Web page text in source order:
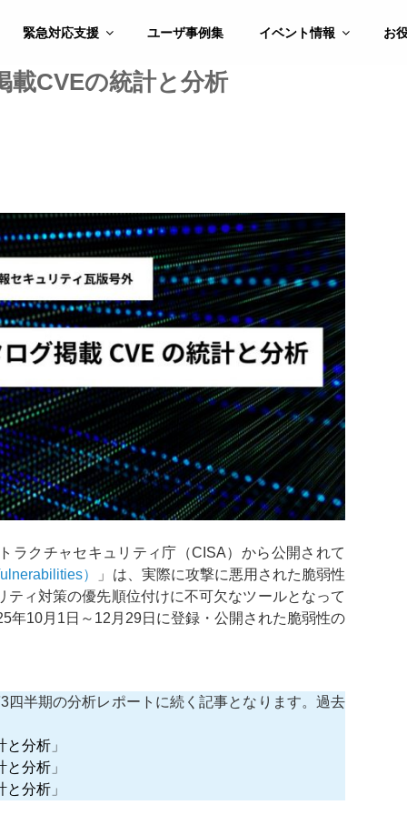
緊急対応支援 ユーザ事例集 イベント情報 お
載CVEの統計と分析
ラクチャセキュリティ庁（CISA）から公開されて
）
」は、実際に攻撃に悪用された脆弱性
ィ対策の優先順位付けに不可欠なツールとなって
年10月1日～12月29日に登録・公開された脆弱性の
半期の分析レポートに続く記事となります。過去
と分析 」
と分析 」
と分析 」